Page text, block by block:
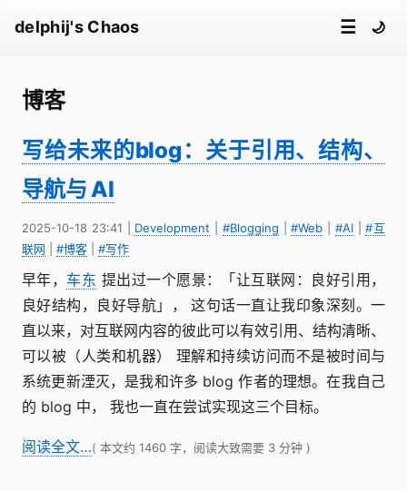
delphij's Chaos ☰ 🌙
博客
写给未来的blog：关于引用、结构、
导航与 AI
2025-10-18 23:41 Development #Blogging |#Web #AI|#互
联网
#博客 #写作
早年， 车东 提出过一个愿景：「让互联网：良好引用，
良好结构，良好导航」， 这句话一直让我印象深刻。一
直以来，对互联网内容的彼此可以有效引用、结构清晰、
可以被（人类和机器） 理解和持续访问而不是被时间与
系统更新湮灭，是我和许多 blog 作者的理想。在我自己
的 blog 中， 我也一直在尝试实现这三个目标。
阅读全文…( 本文约 1460 字，阅读大致需要 3 分钟 )